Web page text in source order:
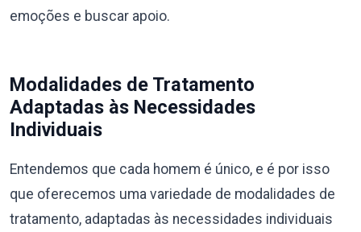
emoções e buscar apoio.
Modalidades de Tratamento
Adaptadas às Necessidades
Individuais
Entendemos que cada homem é único, e é por isso
que oferecemos uma variedade de modalidades de
tratamento, adaptadas às necessidades individuais